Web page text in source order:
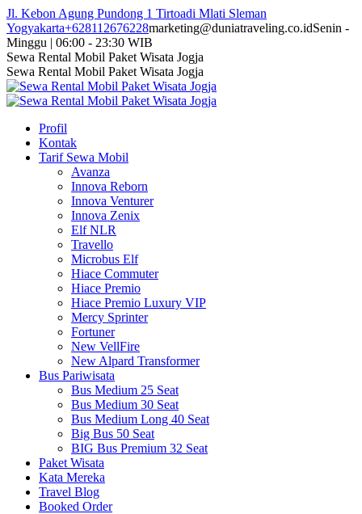
Skip
to
content
Jl. Kebon Agung Pundong 1 Tirtoadi Mlati Sleman
Yogyakarta+628112676228marketing@duniatraveling.co.idSenin -
Minggu | 06:00 - 23:30 WIB
Facebook
page
opens
in
window
Twitter
page
opens
in
window
Instagram
page
opens
in
window
YouTube
page
opens
in
window
Sewa Rental Mobil Paket Wisata Jogja
Sewa Rental Mobil Paket Wisata Jogja
Profil
Kontak
Tarif Sewa Mobil
Avanza
Innova Reborn
Innova Venturer
Innova Zenix
Elf NLR
Travello
Microbus Elf
Hiace Commuter
Hiace Premio
Hiace Premio Luxury VIP
Mercy Sprinter
Fortuner
New VellFire
New Alpard Transformer
Bus Pariwisata
Bus Medium 25 Seat
Bus Medium 30 Seat
Bus Medium Long 40 Seat
Big Bus 50 Seat
BIG Bus Premium 32 Seat
Paket Wisata
Kata Mereka
Travel Blog
Booked Order